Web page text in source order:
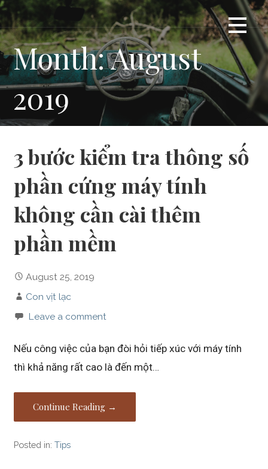
Skip
to
content
DUMMYTIP
Giải ngố cho gà mờ
Month: August
2019
3 bước kiểm tra thông số
phần cứng máy tính
không cần cài thêm
phần mềm
August 25, 2019
Con vịt lạc
Leave a comment
Nếu công việc của bạn đòi hỏi tiếp xúc với máy tính
thì khả năng rất cao là đến một…
Continue Reading →
Posted in:Tips